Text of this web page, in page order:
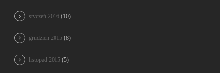
styczeń 2016 (10)
grudzień 2015 (8)
listopad 2015 (5)